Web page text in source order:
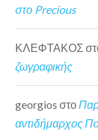
στο Precious
ΚΛΕΦΤΑΚΟΣ
ζωγραφικής
georgios στο
αντιδήμαρχος